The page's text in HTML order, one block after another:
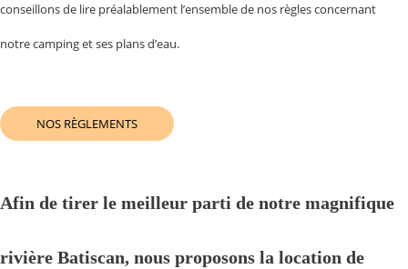
conseillons de lire préalablement l’ensemble de nos règles concernant
notre camping et ses plans d’eau.
NOS RÈGLEMENTS
Afin de tirer le meilleur parti de notre magnifique
rivière Batiscan, nous proposons la location de